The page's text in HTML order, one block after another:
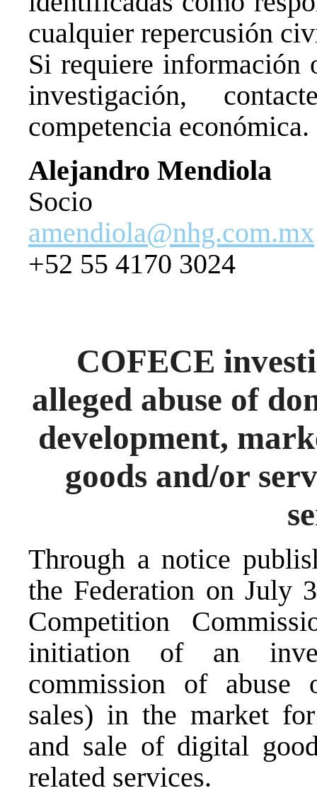
cualquier repercusión
Si requiere información
investigación,
competencia económica.
Alejandro Mendiola
Socio
amendiola@nhg.com.mx
+52 55 4170 3024
COFECE
alleged abuse of
development,
goods and/or
Through a notice
the Federation on July
Competition
initiation of an
commission of abuse
sales) in the market
and sale of digital
related services.